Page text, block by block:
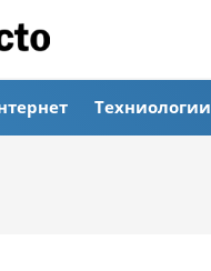
Техниологии